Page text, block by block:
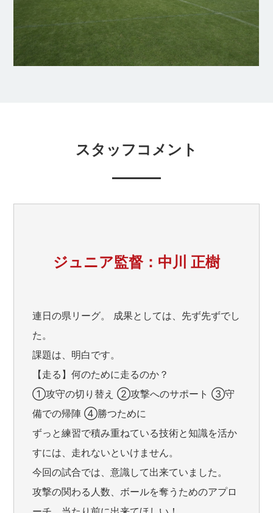
スタッフコメント
ジュニア監督：中川 正樹
連日の県リーグ。 成果としては、先ず先ずでし
た。
課題は、明白です。
【走る】何のために走るのか？
①攻守の切り替え ②攻撃へのサポート ③守
備での帰陣 ④勝つために
ずっと練習で積み重ねている技術と知識を活か
すには、走れないといけません。
今回の試合では、意識して出来ていました。
攻撃の関わる人数、ボールを奪うためのアプロ